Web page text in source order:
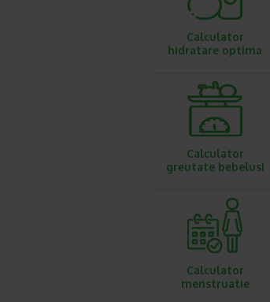
Calculator
hidratare optima
Calculator
greutate bebelusi
Calculator
menstruatie